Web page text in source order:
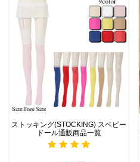
ストッキング(STOCKING) スベビー
ドール通販商品一覧